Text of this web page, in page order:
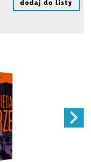
dodaj do listy